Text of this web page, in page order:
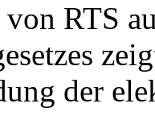
RTS
der